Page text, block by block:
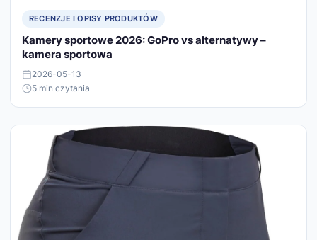
RECENZJE I OPISY PRODUKTÓW
Kamery sportowe 2026: GoPro vs alternatywy –
kamera sportowa
2026-05-13
5 min czytania